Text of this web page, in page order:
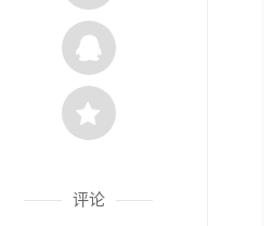
评论